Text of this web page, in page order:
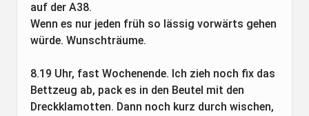
auf der A38.
Wenn es nur jeden früh so lässig vorwärts gehen
würde. Wunschträume.
8.19 Uhr, fast Wochenende. Ich zieh noch fix das
Bettzeug ab, pack es in den Beutel mit den
Dreckklamotten. Dann noch kurz durch wischen,